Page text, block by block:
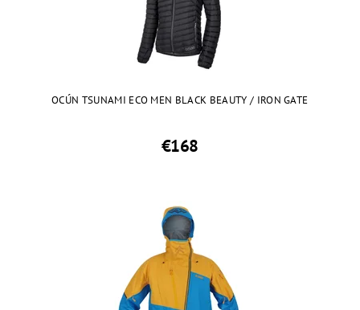
OCÚN TSUNAMI ECO MEN BLACK BEAUTY / IRON GATE
€168